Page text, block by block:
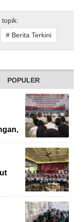
# Berita Terkini
POPULER